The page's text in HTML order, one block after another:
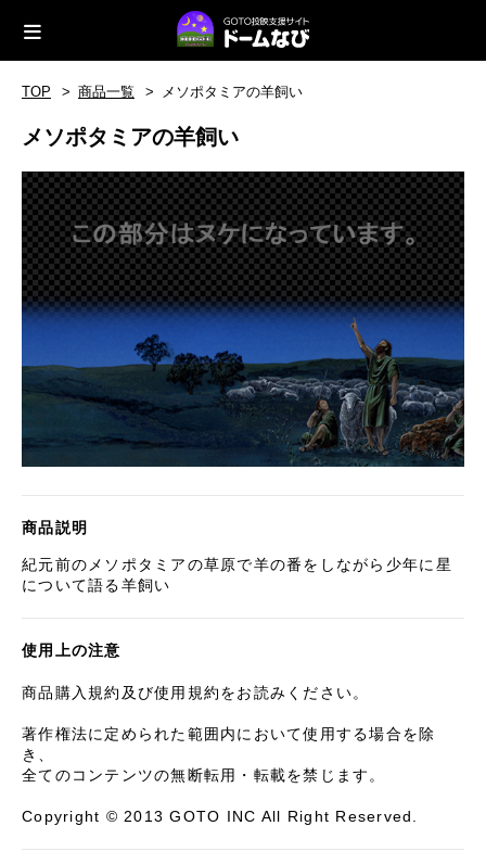
TOP 商品一覧 メソポタミアの羊飼い
メソポタミアの羊飼い
商品説明
紀元前のメソポタミアの草原で羊の番をしながら少年に星
について語る羊飼い
使用上の注意
商品購入規約及び使用規約をお読みください。
著作権法に定められた範囲内において使用する場合を除
き、
全てのコンテンツの無断転用・転載を禁じます。
Copyright © 2013 GOTO INC All Right Reserved.